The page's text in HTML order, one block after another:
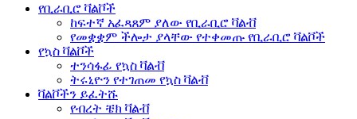
የቢራቢሮ ቫልቮች
ከፍተኛ አፈጻጸም ያለው የቢራቢሮ ቫልቭ
የመቋቋም ችሎታ ያላቸው የተቀመጡ የቢራቢሮ ቫልቮች
የኳስ ቫልቮች
ተንሳፋፊ የኳስ ቫልቭ
ትሩኒዮን የተገጠመ የኳስ ቫልቭ
ቫልቮችን ይፈትሹ
የብረት ቼክ ቫልቭ